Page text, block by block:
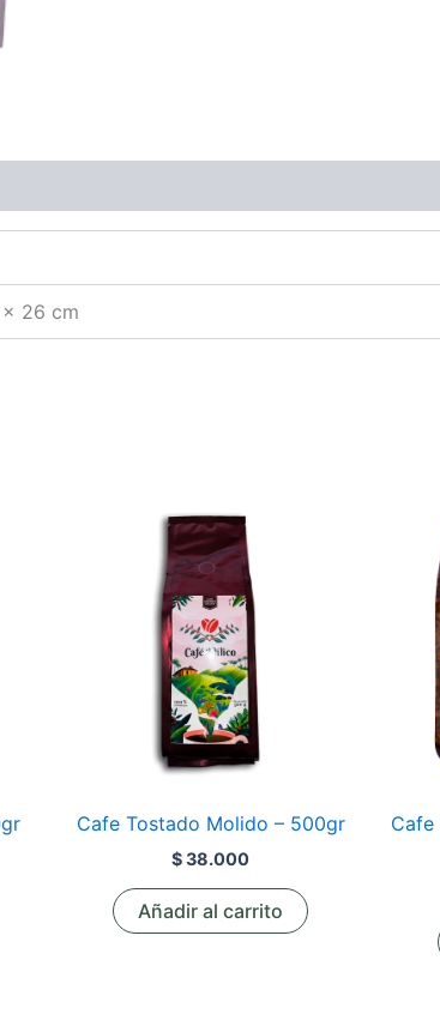
26 cm
Cafe Tostado Molido – 500gr
$38.000
Añadir al carrito
Cafe